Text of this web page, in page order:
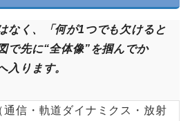
なく、「何が1つでも欠けると
で先に“全体像”を掴んでか
ります。
信・軌道ダイナミクス・放射